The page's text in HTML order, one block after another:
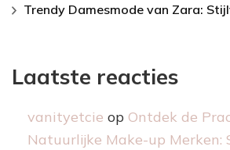
Trendy Damesmode van Zara:
Laatste reacties
vanityetcie op Ontdek de
Natuurlijke Make-up Merken: